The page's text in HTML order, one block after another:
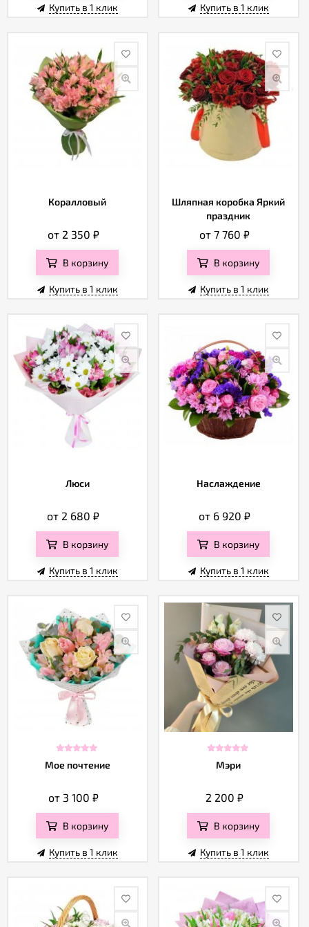
Купить в 1 клик Купить в 1 клик
Коралловый
от 2 350 ₽
В корзину
Купить в 1 клик
Шляпная коробка Яркий
праздник
от 7 760 ₽
В корзину
Купить в 1 клик
Люси
от 2 680₽
В корзину
Купить в 1 клик
Наслаждение
от 6 920 ₽
В корзину
Купить в 1 клик
Мое почтение
от 3 100 ₽
В корзину
Купить в 1 клик
Мэри
2 200 ₽
В корзину
Купить в 1 клик